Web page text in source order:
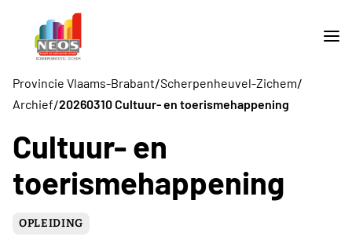
Provincie Vlaams-Brabant/Scherpenheuvel-Zichem/
Archief/20260310 Cultuur- en toerismehappening
Cultuur- en
toerismehappening
OPLEIDING